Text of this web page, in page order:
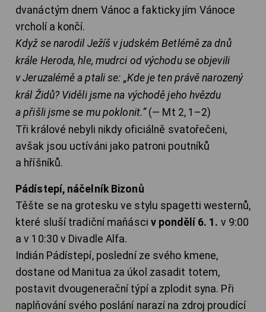
dvanáctým dnem Vánoc a fakticky jím Vánoce
vrcholí a končí.
Když se narodil Ježíš v judském Betlémě za dnů
krále Heroda, hle, mudrci od východu se objevili
v Jeruzalémě a ptali se: „Kde je ten právě narozený
král Židů? Viděli jsme na východě jeho hvězdu
a přišli jsme se mu poklonit.“(— Mt 2, 1–2)
Tři králové nebyli nikdy oficiálně svatořečeni,
avšak jsou uctíváni jako patroni poutníků
a hříšníků.
Pádístepí, náčelník Bizonů
Těšte se na grotesku ve stylu spagetti westernů,
které sluší tradiční maňásci v pondělí 6. 1. v 9:00
a v 10:30 v Divadle Alfa.
Indián Pádístepí, poslední ze svého kmene,
dostane od Manitua za úkol zasadit totem,
postavit dvougenerační týpí a zplodit syna. Při
naplňování svého poslání narazí na zdroj proudící